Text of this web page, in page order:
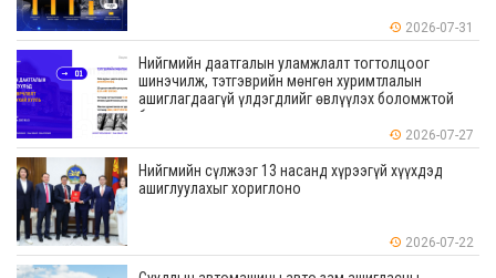
2026-07-31
Нийгмийн даатгалын уламжлалт тогтолцоог
шинэчилж, тэтгэврийн мөнгөн хуримтлалын
ашиглагдаагүй үлдэгдлийг өвлүүлэх боломжтой
боллоо
2026-07-27
Нийгмийн сүлжээг 13 насанд хүрээгүй хүүхдэд
ашиглуулахыг хориглоно
2026-07-22